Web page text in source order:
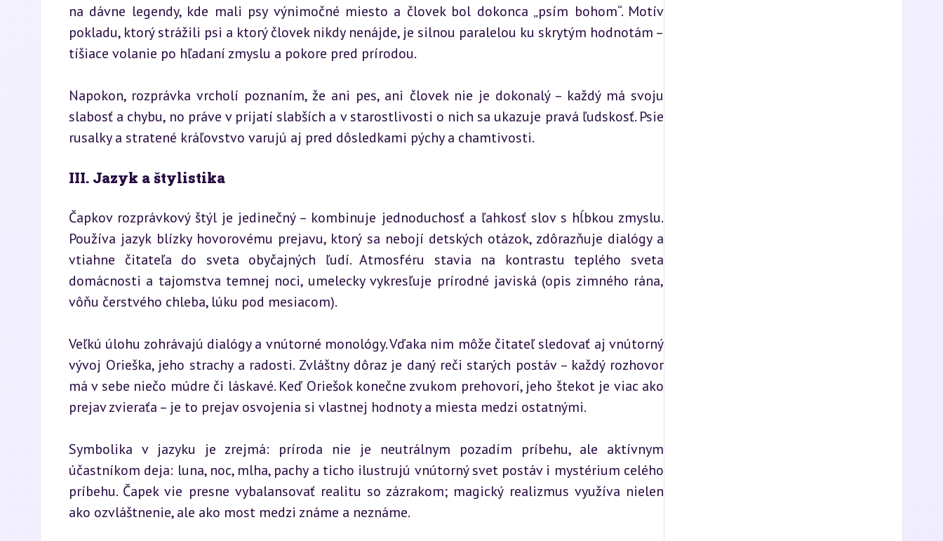
na dávne legendy, kde mali psy výnimočné miesto a človek bol dokonca „psím bohom“. Motív
pokladu, ktorý strážili psi a ktorý človek nikdy nenájde, je silnou paralelou ku skrytým hodnotám –
tíšiace volanie po hľadaní zmyslu a pokore pred prírodou.
Napokon, rozprávka vrcholí poznaním, že ani pes, ani človek nie je dokonalý – každý má svoju
slabosť a chybu, no práve v prijatí slabších a v starostlivosti o nich sa ukazuje pravá ľudskosť. Psie
rusalky a stratené kráľovstvo varujú aj pred dôsledkami pýchy a chamtivosti.
III. Jazyk a štylistika
Čapkov rozprávkový štýl je jedinečný – kombinuje jednoduchosť a ľahkosť slov s hĺbkou zmyslu.
Používa jazyk blízky hovorovému prejavu, ktorý sa nebojí detských otázok, zdôrazňuje dialógy a
vtiahne čitateľa do sveta obyčajných ľudí. Atmosféru stavia na kontrastu teplého sveta
domácnosti a tajomstva temnej noci, umelecky vykresľuje prírodné javiská (opis zimného rána,
vôňu čerstvého chleba, lúku pod mesiacom).
Veľkú úlohu zohrávajú dialógy a vnútorné monológy. Vďaka nim môže čitateľ sledovať aj vnútorný
vývoj Orieška, jeho strachy a radosti. Zvláštny dôraz je daný reči starých postáv – každý rozhovor
má v sebe niečo múdre či láskavé. Keď Oriešok konečne zvukom prehovorí, jeho štekot je viac ako
prejav zvieraťa – je to prejav osvojenia si vlastnej hodnoty a miesta medzi ostatnými.
Symbolika v jazyku je zrejmá: príroda nie je neutrálnym pozadím príbehu, ale aktívnym
účastníkom deja: luna, noc, mlha, pachy a ticho ilustrujú vnútorný svet postáv i mystérium celého
príbehu. Čapek vie presne vybalansovať realitu so zázrakom; magický realizmus využíva nielen
ako ozvláštnenie, ale ako most medzi známe a neznáme.